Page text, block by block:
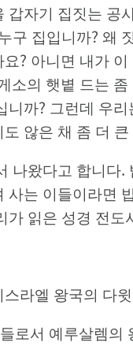
갑자기 집짓는 공
구 집입니까? 왜
? 아니면 내가
소의 햇볕 드는
니까? 그런데 우
않은 채 좀 더
나왔다고 합니
사는 이들이라면
가 읽은 성경 전도
라엘 왕국의 다
로서 예루살렘의